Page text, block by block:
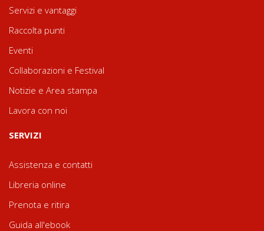
Servizi e vantaggi
Raccolta punti
Eventi
Collaborazioni e Festival
Notizie e Area stampa
Lavora con noi
SERVIZI
Assistenza e contatti
Libreria online
Prenota e ritira
Guida all'ebook